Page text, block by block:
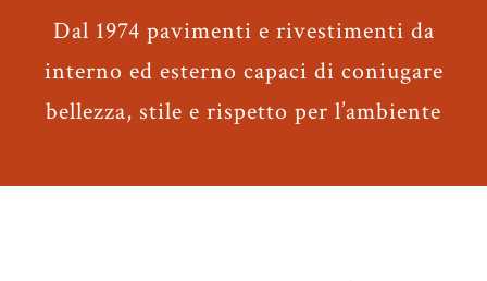
Dal 1974 pavimenti e rivestimenti da
interno ed esterno capaci di coniugare
bellezza, stile e rispetto per l’ambiente